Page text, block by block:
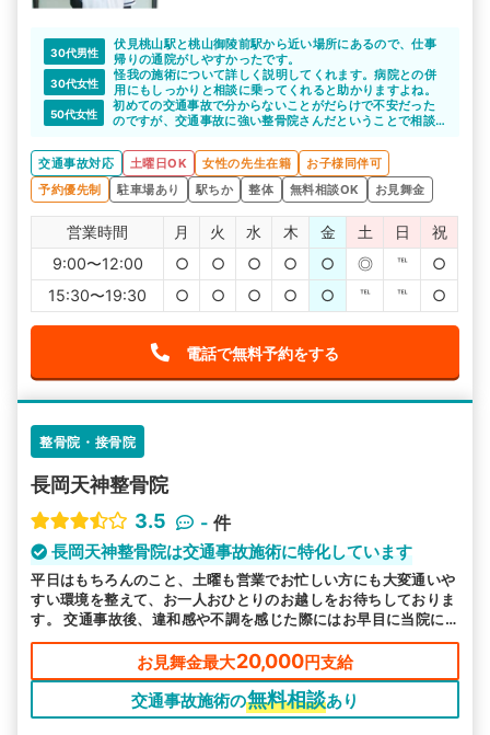
30代男性
伏見桃山駅と桃山御陵前駅から近い場所にあるので、仕事
帰りの通院がしやすかったです。
30代女性
怪我の施術について詳しく説明してくれます。病院との併
用にもしっかりと相談に乗ってくれると助かりますよね。
50代女性
初めての交通事故で分からないことがだらけで不安だった
のですが、交通事故に強い整骨院さんだということで相談
診断書の取り方やその後の通院についてなど、分かりやす
い言葉で説明していただき不安が和らぎました。
交通事故対応 土曜日OK 女性の先生在籍
お子様同伴可
予約優先制
駐車場あり 駅ちか 整体 無料相談OK お見舞金
営業時間 月 火 水 木 金 土 日
祝
9:00〜12:00
○ ○ ○ ○ ○ ◎ ℡
○
15:30〜19:30
○ ○ ○ ○ ○ ℡ ℡ ○
電話で無料予約をする
整骨院・接骨院
長岡天神整骨院
3.5
- 件
長岡天神整骨院は交通事故施術に特化しています
平日はもちろんのこと、土曜も営業でお忙しい方にも大変通いや
すい環境を整えて、お一人おひとりのお越しをお待ちしておりま
す。 交通事故後、違和感や不調を感じた際にはお早目に当院に
お越し下さい。
お見舞金最大20,000円支給
交通事故施術の無料相談あり